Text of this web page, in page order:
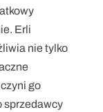
Erli
nie tylko
go
sprzedawcy